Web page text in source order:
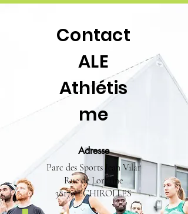
Contact
ALE
Athlétis
me
Adresse
Parc des Sports Jean Vilar
Rue de Lorraine
38170 ECHIROLLES